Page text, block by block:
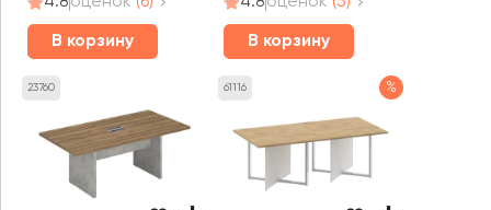
В корзину В корзину
23760 61116 %